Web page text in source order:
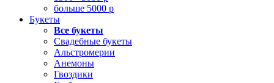
больше 5000 р
Букеты
Все букеты
Свадебные букеты
Альстромерии
Анемоны
Гвоздики